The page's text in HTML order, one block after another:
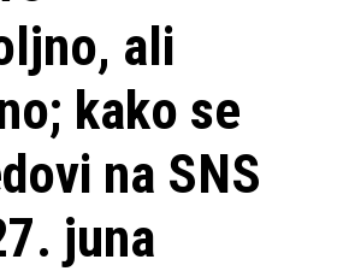
ali
kako se
na SNS
juna